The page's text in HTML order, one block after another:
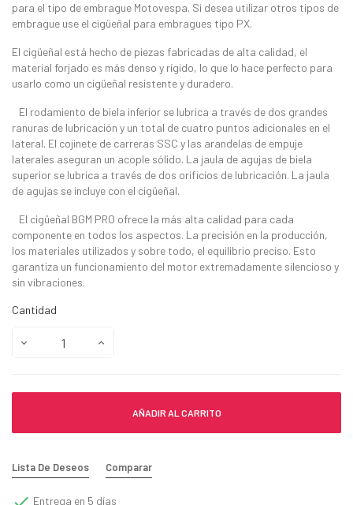
para el tipo de embrague Motovespa. Si desea utilizar otros tipos de
embrague use el cigüeñal para embragues tipo PX.
El cigüeñal está hecho de piezas fabricadas de alta calidad, el
material forjado es más denso y rígido, lo que lo hace perfecto para
usarlo como un cigüeñal resistente y duradero.
El rodamiento de biela inferior se lubrica a través de dos grandes
ranuras de lubricación y un total de cuatro puntos adicionales en el
lateral. El cojinete de carreras SSC y las arandelas de empuje
laterales aseguran un acople sólido. La jaula de agujas de biela
superior se lubrica a través de dos orificios de lubricación. La jaula
de agujas se incluye con el cigüeñal.
El cigüeñal BGM PRO ofrece la más alta calidad para cada
componente en todos los aspectos. La precisión en la producción,
los materiales utilizados y sobre todo, el equilibrio preciso. Esto
garantiza un funcionamiento del motor extremadamente silencioso y
sin vibraciones.
Cantidad
AÑADIR AL CARRITO
Lista De Deseos Comparar
Entrega en 5 días